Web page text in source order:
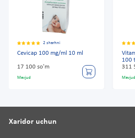
2 sharhni
Cevicap 100 mg/ml 10 ml
17 100 so'm
Mavjud
100
311
Mavjud
Xaridor uchun